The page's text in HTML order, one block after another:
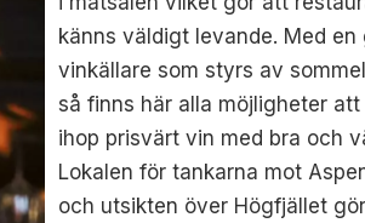
känns väldigt levande. Med en
vinkällare som styrs av
så finns här alla möjligheter att
ihop prisvärt vin med bra och
Lokalen för tankarna mot
och utsikten över Högfjället